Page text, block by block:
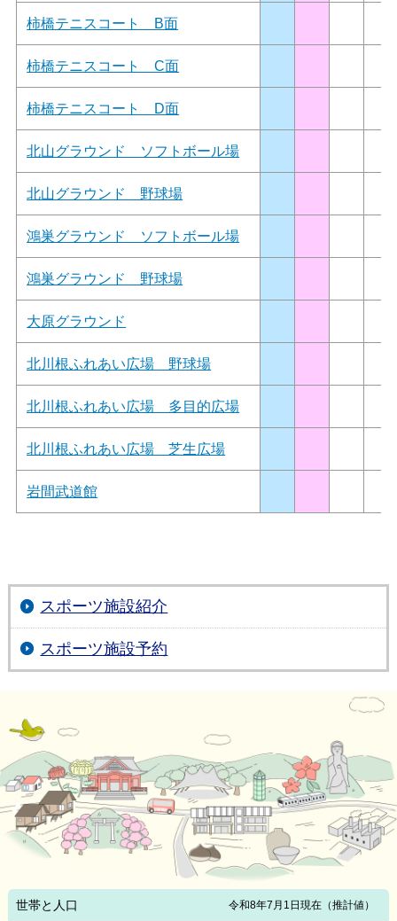
柿橋テニスコート B面
柿橋テニスコート C面
柿橋テニスコート D面
北山グラウンド ソフトボール場
北山グラウンド 野球場
鴻巣グラウンド ソフトボール場
鴻巣グラウンド 野球場
大原グラウンド
北川根ふれあい広場 野球場
北川根ふれあい広場 多目的広場
北川根ふれあい広場 芝生広場
岩間武道館
スポーツ施設紹介
スポーツ施設予約